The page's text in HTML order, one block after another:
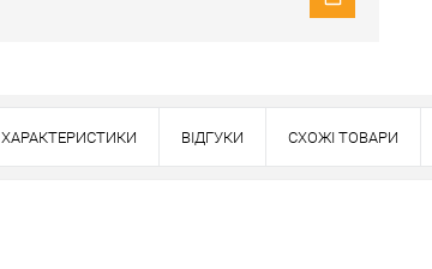
Наявність в роздрібних магазинах
ХАРАКТЕРИСТИКИ ВІДГУКИ СХОЖІ ТОВАРИ